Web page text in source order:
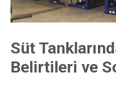
Süt
Belirtileri ve